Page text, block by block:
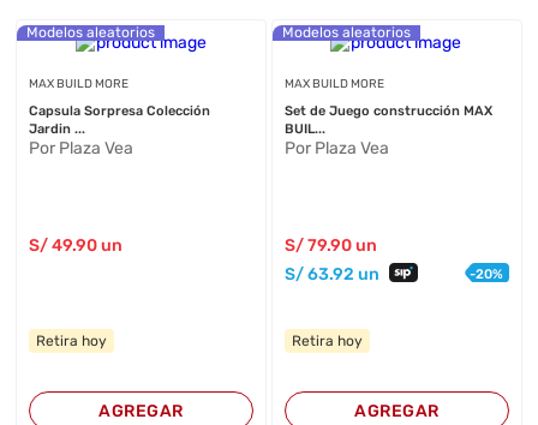
Modelos aleatorios
MAX BUILD MORE
Capsula Sorpresa Colección
Jardin ...
Por Plaza Vea
S/49.90 un
Retira hoy
AGREGAR
Modelos aleatorios
MAX BUILD MORE
Set de Juego construcción MAX
BUIL...
Por Plaza Vea
S/79.90un
S/63.92 un -20%
Retira hoy
AGREGAR